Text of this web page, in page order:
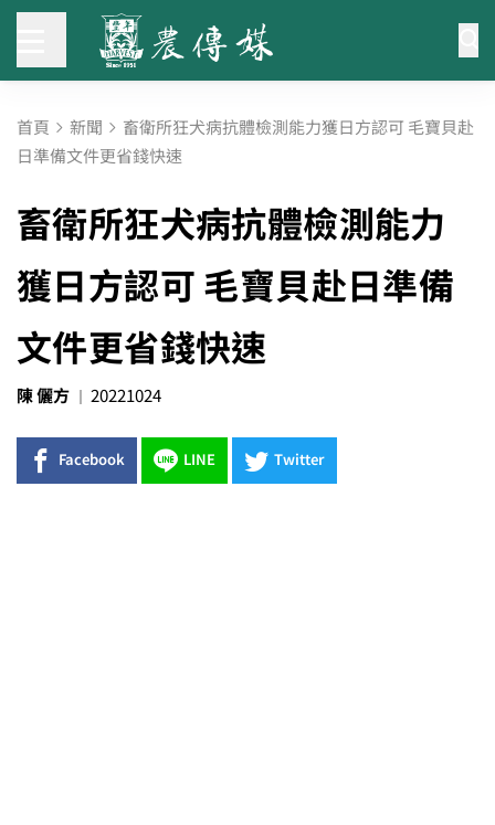
首頁 新聞 畜衛所狂犬病抗體檢測能力獲日方認可 毛寶貝赴
日準備文件更省錢快速
畜衛所狂犬病抗體檢測能力
獲日方認可 毛寶貝赴日準備
文件更省錢快速
陳 儷方 20221024
Facebook LINE Twitter